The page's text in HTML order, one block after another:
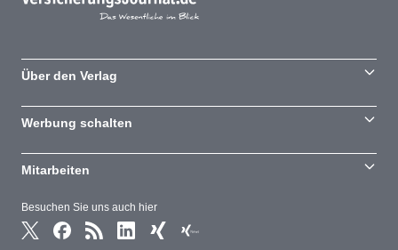
Besuchen Sie uns auch hier
Über den Verlag
Werbung schalten
Mitarbeiten